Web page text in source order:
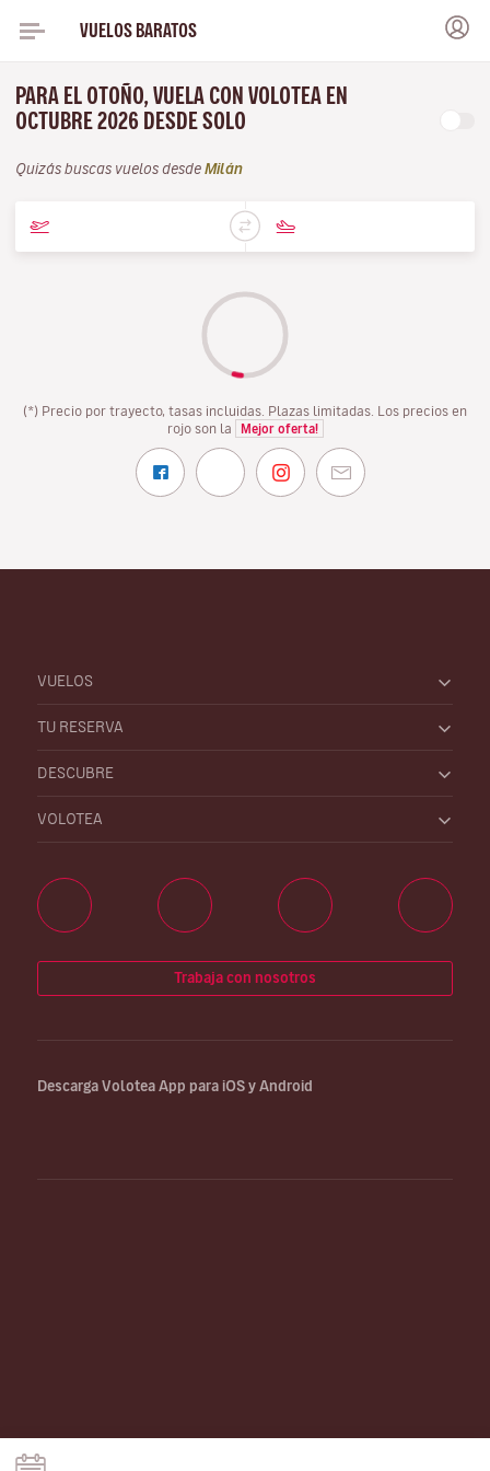
VUELOS BARATOS
PARA EL OTOÑO, VUELA CON VOLOTEA EN
OCTUBRE 2026 DESDE SOLO
Quizás buscas vuelos desde Milán
(*) Precio por trayecto, tasas incluidas. Plazas limitadas. Los precios en
rojo son la
Mejor oferta!
VUELOS
TU RESERVA
DESCUBRE
VOLOTEA
Trabaja con nosotros
Descarga Volotea App para iOS y Android